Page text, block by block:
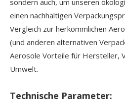
sondern auch, um unseren
einen nachhaltigen
Vergleich zur herkömmlichen
(und anderen alternativen
Aerosole Vorteile für Hersteller,
Umwelt.
Technische Parameter: